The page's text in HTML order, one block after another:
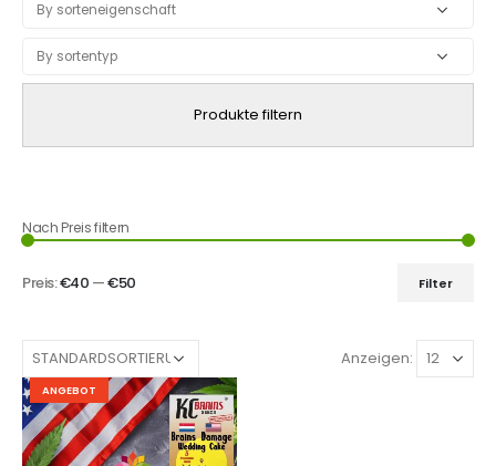
Produkte filtern
Nach Preis filtern
Filter
Preis:€40 —€50
Anzeigen:
ANGEBOT